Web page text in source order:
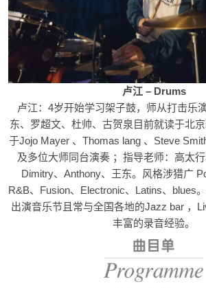
卢江 – Drums
卢江：4岁开始学习架子鼓，师从打击乐
东、罗超文、杜帅、古贺泉目前就读于北
于Jojo Mayer 、Thomas lang 、Steve
及多位大师同台演奏 ；指导老师：高太行
Dimitry、Anthony、王东。风格涉猎广
R&B、Fusion、Electronic、Latins、blues
出演音乐节且常与全国各地的Jazz bar ，
丰富的录音经验。